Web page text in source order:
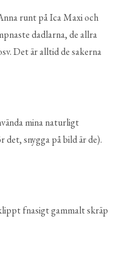
runt på Ica Maxi och
dadlarna, de allra
Det är alltid de sakerna
mina naturligt
det, snygga på bild är de).
fnasigt gammalt skräp